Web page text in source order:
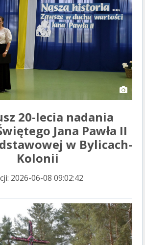
20-lecia nadania
Jana Pawła II
w Bylicach-
Kolonii
2026-06-08 09:02:42